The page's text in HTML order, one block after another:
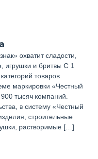
охватит сладости,
игрушки и бритвы С 1
товаров
маркировки «Честный
тысяч компаний.
в систему «Честный
строительные
растворимые […]